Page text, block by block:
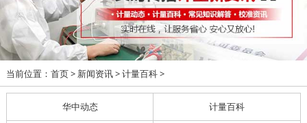
当前位置： 首页> 新闻资讯> 计量百科>
华中动态 计量百科